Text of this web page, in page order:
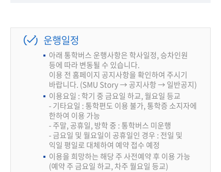
운행일정
아래 통학버스 운행사항은 학사일정, 승차인원
등에 따라 변동될 수 있습니다.
이용 전 홈페이지 공지사항을 확인하여 주시기
바랍니다. (SMU Story → 공지사항 → 일반공지)
이용요일 : 학기 중 금요일 하교, 월요일 등교
- 기타요일 : 통학편도 이용 불가, 통학증 소지자에
한하여 이용 가능
- 주말, 공휴일, 방학 중 : 통학버스 미운행
- 금요일 및 월요일이 공휴일인 경우 : 전일 및
익일 평일로 대체하여 예약 접수 예정
이용을 희망하는 해당 주 사전예약 후 이용 가능
(예약 주 금요일 하교, 차주 월요일 등교)